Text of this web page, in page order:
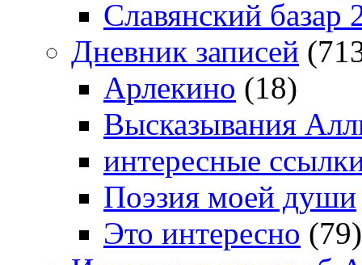
Славянский базар
Дневник записей
Арлекино (18)
Высказывания
интересные
Поэзия моей души
Это интересно (79)